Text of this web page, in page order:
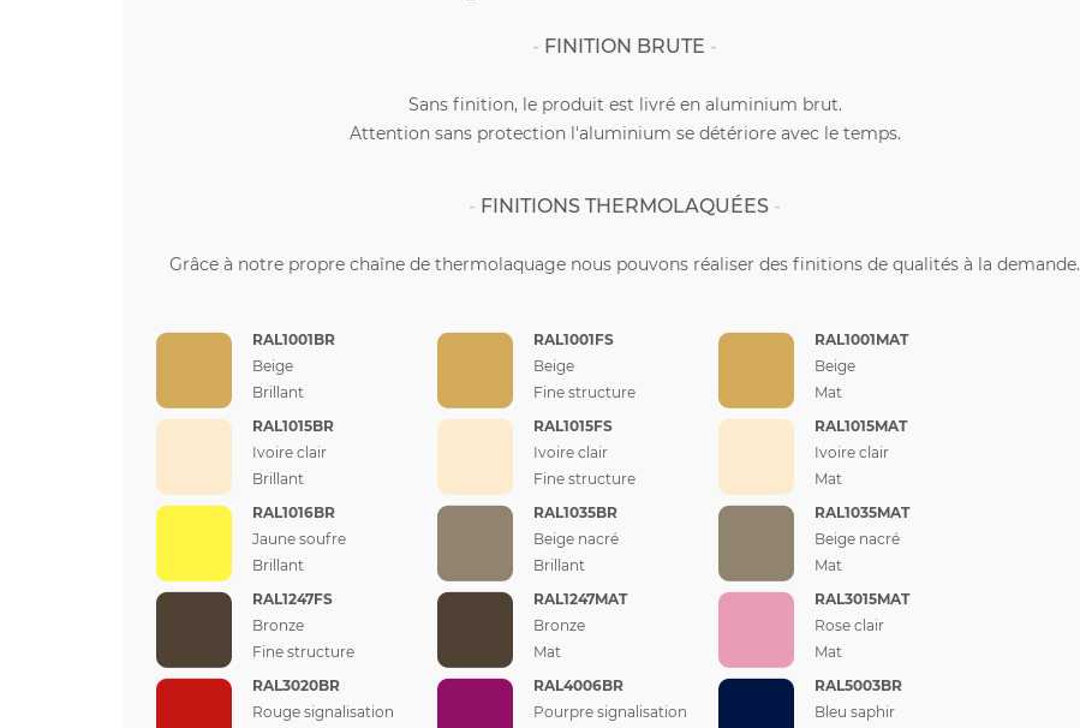
FINITION BRUTE
Sans finition, le produit est livré en aluminium brut.
Attention sans protection l'aluminium se détériore avec le temps.
FINITIONS THERMOLAQUÉES
Grâce à notre propre chaîne de thermolaquage nous pouvons réaliser des finitions de qualités à la demande.
RAL1001BR
Beige
Brillant
RAL1001FS
Beige
Fine structure
RAL1001MAT
Beige
Mat
RAL1015BR
Ivoire clair
Brillant
RAL1015FS
Ivoire clair
Fine structure
RAL1015MAT
Ivoire clair
Mat
RAL1016BR
Jaune soufre
Brillant
RAL1035BR
Beige nacré
Brillant
RAL1035MAT
Beige nacré
Mat
RAL1247FS
Bronze
Fine structure
RAL1247MAT
Bronze
Mat
RAL3015MAT
Rose clair
Mat
RAL3020BR
Rouge signalisation
RAL4006BR
Pourpre signalisation
RAL5003BR
Bleu saphir